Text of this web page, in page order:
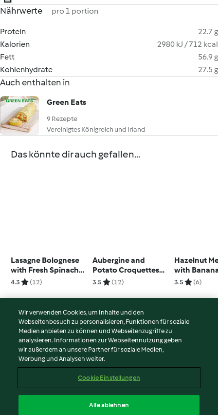
Nährwerte pro 1 portion
Protein
22.7 g
Kalorien
2980 kJ / 712 kcal
Fett
56.9 g
Kohlenhydrate
27.5 g
Auch enthalten in
Green Eats
9 Rezepte
Vereinigtes Königreich und Irland
Das könnte dir auch gefallen...
Lasagne Bolognese
with Fresh Spinach
Pasta
4.3 (12)
Aubergine and
Potato Croquettes
with Garlic Mayo
3.5 (12)
Hazelnut
with
Toffee
3.5 (6)
© Copyright 2026
Nutzungsbedingungen
Datenschutzrichtlinien
Impressum
Inhalt melden
Wir verwenden Cookies, um Inhalte und den
Webseitenbesuch zu personalisieren, Funktionen für soziale
Medien anbieten zu können und Webseitenzugriffe zu
analysieren. Informationen zur Webseitennutzung geben
wir außerdem an unsere Partner für soziale Medien,
Werbung und Analysen weiter.
Cookie Einstellungen
Alle ablehnen